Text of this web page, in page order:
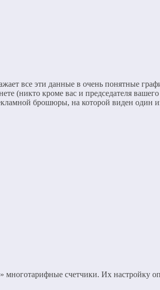
все эти данные в очень понятные
(никто кроме вас и председателя
брошюры, на которой виден один
счетчики. Их настройку